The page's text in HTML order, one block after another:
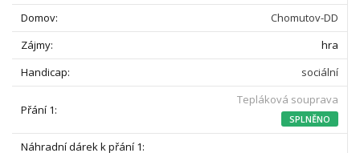
Chomutov-DD
hra
sociální
Tepláková souprava
SPLNĚNO